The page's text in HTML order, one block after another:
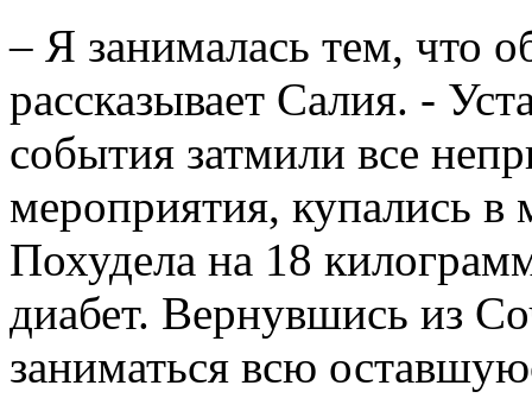
– Я занималась тем, что
рассказывает Салия. -
события затмили все
мероприятия, купались в
Похудела на 18
диабет. Вернувшись из
заниматься всю